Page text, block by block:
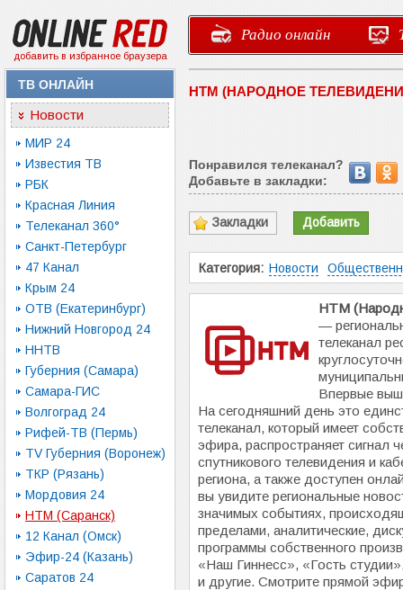
добавить в избранное браузера
Радио онлайн
ТВ ОНЛАЙН
Новости
МИР 24
Известия ТВ
РБК
Красная Линия
Телеканал 360°
Санкт-Петербург
47 Канал
Крым 24
ОТВ (Екатеринбург)
Нижний Новгород 24
ННТВ
Губерния (Самара)
Самара-ГИС
Волгоград 24
Рифей-ТВ (Пермь)
TV Губерния (Воронеж)
ТКР (Рязань)
Мордовия 24
НТМ (Саранск)
12 Канал (Омск)
Эфир-24 (Казань)
Саратов 24
НТМ (НАРОДНОЕ
Понравился телеканал?
Добавьте в закладки:
Закладки Добавить
Категория: Новости
НТМ
—
телеканал
Впервые
На сегодняшний день это
телеканал, который имеет
эфира, распространяет сигнал
спутникового телевидения и
региона, а также доступен
вы увидите региональные
значимых событиях,
пределами, аналитические,
программы собственного
«Наш Гиннесс», «Гость
и другие. Смотрите прямой